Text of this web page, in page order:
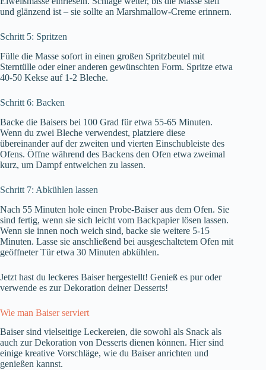
und glänzend ist – sie sollte an Marshmallow-Creme erinnern.
Schritt 5: Spritzen
Fülle die Masse sofort in einen großen Spritzbeutel mit
Sterntülle oder einer anderen gewünschten Form. Spritze etwa
40-50 Kekse auf 1-2 Bleche.
Schritt 6: Backen
Backe die Baisers bei 100 Grad für etwa 55-65 Minuten.
Wenn du zwei Bleche verwendest, platziere diese
übereinander auf der zweiten und vierten Einschubleiste des
Ofens. Öffne während des Backens den Ofen etwa zweimal
kurz, um Dampf entweichen zu lassen.
Schritt 7: Abkühlen lassen
Nach 55 Minuten hole einen Probe-Baiser aus dem Ofen. Sie
sind fertig, wenn sie sich leicht vom Backpapier lösen lassen.
Wenn sie innen noch weich sind, backe sie weitere 5-15
Minuten. Lasse sie anschließend bei ausgeschaltetem Ofen mit
geöffneter Tür etwa 30 Minuten abkühlen.
Jetzt hast du leckeres Baiser hergestellt! Genieß es pur oder
verwende es zur Dekoration deiner Desserts!
Wie man Baiser serviert
Baiser sind vielseitige Leckereien, die sowohl als Snack als
auch zur Dekoration von Desserts dienen können. Hier sind
einige kreative Vorschläge, wie du Baiser anrichten und
genießen kannst.